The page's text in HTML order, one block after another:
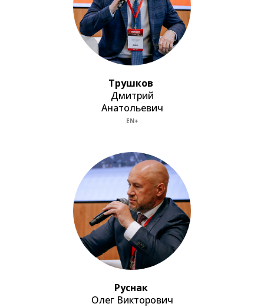
Трушков
Дмитрий
Анатольевич
EN+
Руснак
Олег Викторович